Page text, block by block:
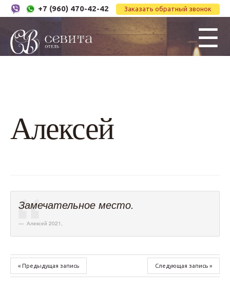
Заказать обратный звонок
+7 (960) 470-42-42
☰
Алексей
Замечательное место.
Алексей 2021
« Предыдущая запись Следующая запись »